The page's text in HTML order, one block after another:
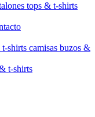
tops & t-shirts
shirts camisas buzos &
t-shirts